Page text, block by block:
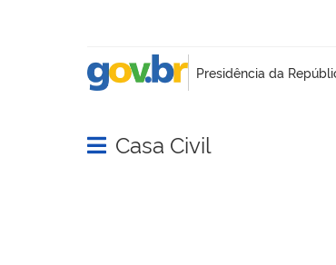
Abrir menu principal de navegação
Casa Civil